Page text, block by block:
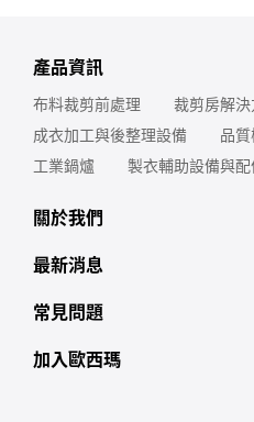
產品資訊
布料裁剪前處理
裁剪房解
成衣加工與後整理設備
品
工業鍋爐
製衣輔助設備與配
關於我們
最新消息
常見問題
加入歐西瑪